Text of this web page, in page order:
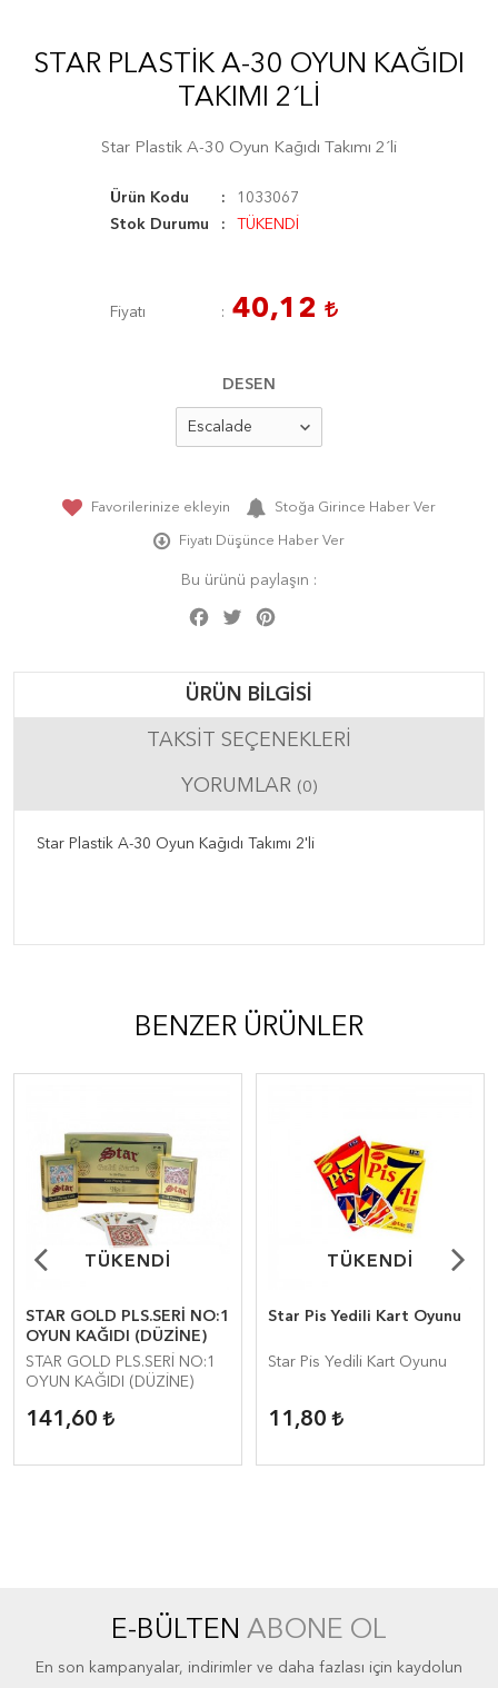
STAR PLASTIK A-30 OYUN KAĞIDI
TAKIMI 2´LI
Star Plastik A-30 Oyun Kağıdı Takımı 2´li
Ürün Kodu
1033067
Stok Durumu
TÜKENDİ
Fiyatı 40,12
DESEN
Favorilerinize ekleyin Stoğa Girince Haber Ver
Fiyatı Düşünce Haber Ver
Bu ürünü paylaşın :
Facebook
Twitter
ÜRÜN BILGISI
TAKSIT SEÇENEKLERI
YORUMLAR (0)
Star Plastik A-30 Oyun Kağıdı Takımı 2'li
BENZER ÜRÜNLER
TÜKENDİ
TÜKENDİ
STAR GOLD PLS.SERİ NO:1
OYUN KAĞIDI (DÜZİNE)
STAR GOLD PLS.SERİ NO:1
OYUN KAĞIDI (DÜZİNE)
141,60
TÜKENDİ
TÜKENDİ
Star Pis Yedili Kart Oyunu
Star Pis Yedili Kart Oyunu
11,80
E-BÜLTEN ABONE OL
En son kampanyalar, indirimler ve daha fazlası için kaydolun